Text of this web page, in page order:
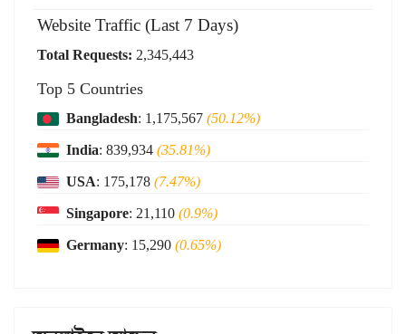
Website Traffic (Last 7 Days)
Total Requests: 2,345,443
Top 5 Countries
Bangladesh: 1,175,567(50.12%)
India: 839,934(35.81%)
USA: 175,178(7.47%)
Singapore: 21,110(0.9%)
Germany: 15,290(0.65%)